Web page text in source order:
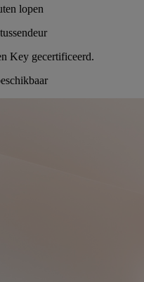
lopen
Key gecertificeerd.